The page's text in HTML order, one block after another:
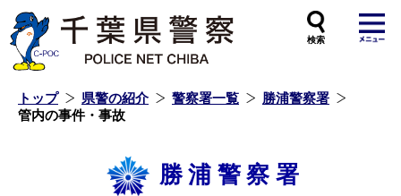
トップ 県警の紹介 警察署一覧
勝浦警察署
管内の事件・事故
勝浦警察署